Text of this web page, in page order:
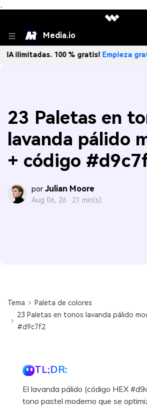
、
Media.io
100 % gratis!Empieza gratis→
23 Paletas en
lavanda pálido
+ código
por Julian Moore
Aug 06, 26 · 21 min(s)
Tema
Paleta de colores
23 Paletas en tonos lavanda pálido
#d9c7f2
TL;DR:
El lavanda pálido (código HEX
tono pastel moderno que se